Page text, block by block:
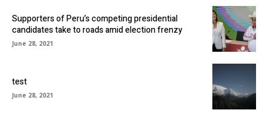
Supporters of Peru’s competing presidential
candidates take to roads amid election frenzy
June 28, 2021
test
June 28, 2021